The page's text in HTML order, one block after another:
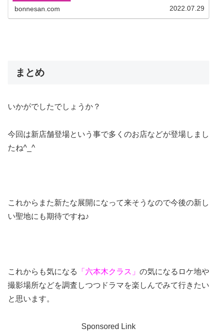
bonnesan.com 2022.07.29
まとめ
いかがでしたでしょうか？
今回は新店舗登場という事で多くのお店などが登場しまし
たね^_^
これからまた新たな展開になって来そうなので今後の新し
い聖地にも期待ですね♪
これからも気になる 「六本木クラス」 の気になるロケ地や
撮影場所などを調査しつつドラマを楽しんでみて行きたい
と思います。
Sponsored Link